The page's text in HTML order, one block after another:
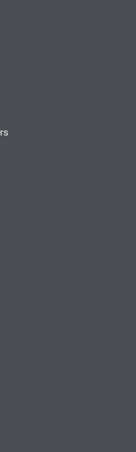
Impayés
Obligatoires
Bien
L'encadrement À